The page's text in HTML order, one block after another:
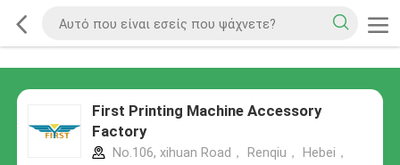
First Printing Machine Accessory
Factory
No.106, xihuan Road， Renqiu， Hebei，